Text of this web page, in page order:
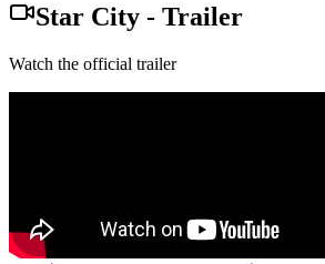
Star City - Trailer
Watch the official trailer